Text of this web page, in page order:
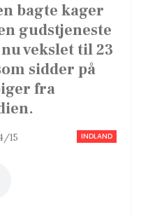
bagte kager
gudstjeneste
vekslet til 23
sidder på
fra
INDLAND
15